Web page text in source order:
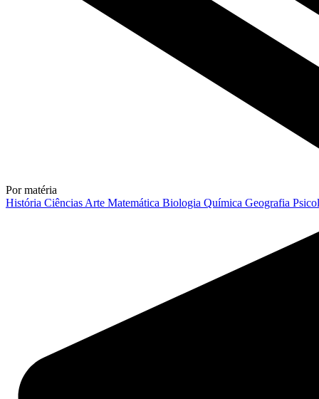
Por matéria
História Ciências Arte Matemática Biologia Química Geografia